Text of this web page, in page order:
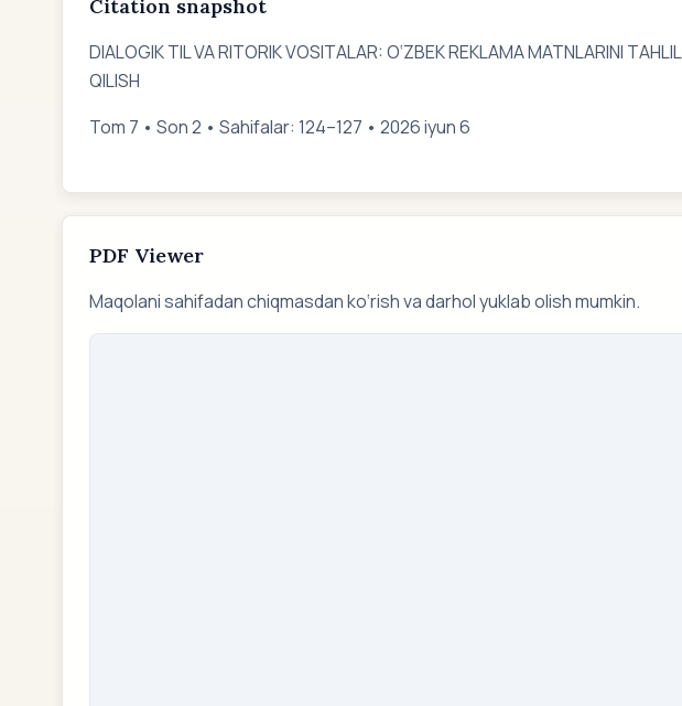
Citation snapshot
DIALOGIK TIL VA RITORIK VOSITALAR: O‘ZBEK REKLAMA MATNLARINI TAHLIL
QILISH
Tom 7 • Son 2 • Sahifalar: 124–127 • 2026 iyun 6
PDF Viewer
Maqolani sahifadan chiqmasdan ko‘rish va darhol yuklab olish mumkin.